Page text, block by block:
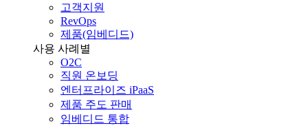
고객지원
RevOps
제품(임베디드)
사용 사례별
O2C
직원 온보딩
엔터프라이즈 iPaaS
제품 주도 판매
임베디드 통합